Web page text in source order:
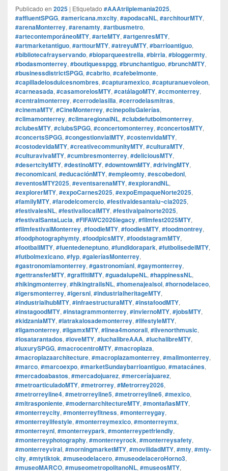
Publicado en 2025 | Etiquetado #AAAtriiplemania2025,
#affluentSPGG, #americana.mxcity, #apodacaNL, #architourMTY,
#arenaMonterrey, #arenamty, #artbusmetro,
#artecontemporáneoMTY, #arteMTY, #artgenresMTY,
#artmarketantiguo, #arttourMTY, #atreyuMTY, #barrioantiguo,
#bibliotecafrayservando, #bioparqueestrella, #birria, #bloggermty,
#bodasmonterrey, #boutiquesspgg, #brunchantiguo, #brunchMTY,
#businessdistrictSPGG, #cabrito, #cafebelmonte,
#capilladelosdulcesnombres, #capturamexico, #capturanuevoleon,
#carneasada, #casamorelosMTY, #catálagoMTY, #ccmonterrey,
#centralmonterrey, #cerrodelasilla, #cerrodelasmitras,
#cinemaMTY, #CineMonterrey, #cinepolisGalerías,
#climamonterrey, #climaregionalNL, #clubdefutbolmonterrey,
#clubesMTY, #clubsSPGG, #concertomonterrey, #concertosMTY,
#concertsSPGG, #congestionvialMTY, #costenvidaMTY,
#costodevidaMTY, #creativecommunityMTY, #culturaMTY,
#culturavivaMTY, #cumbresmonterrey, #deliciousMTY,
#desertcityMTY, #destinoMTY, #downtownMTY, #drivingMTY,
#economicanl, #educaciónMTY, #empleomty, #escobedonl,
#eventosMTY2025, #eventsarenaMTY, #explorandNL,
#explorerMTY, #expoCarnes2025, #expoEmpaqueNorte2025,
#familyMTY, #farodelcomercio, #festivaldesantalu¬cia2025,
#festivalesNL, #festivallocalMTY, #festivalpalnorte2025,
#festivalSantaLucia, #FIFAWC2026legacy, #filmfest2025MTY,
#filmfestivalMonterrey, #foodieMTY, #foodiesMTY, #foodmontrey,
#foodphotographymty, #foodpicsMTY, #foodstagramMTY,
#footballMTY, #fuentedeneptuno, #fundidorapark, #futbolisedelMTY,
#futbolmexicano, #fyp, #galeríasMonterrey,
#gastronomiamonterrey, #gastronomíanl, #gaymonterrey,
#gettransferMTY, #graffitiMTY, #guadalupeNL, #happinessNL,
#hikingmonterrey, #hikingtrailsNL, #homenajealsol, #hornodelaceo,
#igersmonterrey, #igersnl, #industrialheritageMTY,
#industrialhubMTY, #infraestructuraMTY, #instafoodMTY,
#instagoodMTY, #instagrammonterrey, #inviernoMTY, #jobsMTY,
#kidzaniaMTY, #latrakalosademonterrey, #lifestyleMTY,
#ligamonterrey, #ligamxMTY, #linea4monorail, #livenorthmusic,
#losatarantados, #loveMTY, #luchalibreAAA, #luchalibreMTY,
#luxurySPGG, #macrocentroMTY, #macroplaza,
#macroplazaarchitecture, #macroplazamonterrey, #mallmonterrey,
#marco, #marcoexpo, #marketSundaybarrioantiguo, #matacánes,
#mercadoabastos, #mercadojuarez, #merceríajuarez,
#metroarticuladoMTY, #metrorrey, #Metrorrey2026,
#metrorreyline4, #metrorreyline5, #metrorreyline6, #mexico,
#mitrasponiente, #modernarchitectureMTY, #montañasMTY,
#monterreycity, #monterreyfitness, #monterreygay,
#monterreylifestyle, #monterreymexico, #monterreymx,
#monterreynl, #monterreypark, #monterreypetfriendly,
#monterreyphotography, #monterreyrock, #monterreysafety,
#monterreyviral, #morningmarketMTY, #movilidadMTY, #mty, #mty-
city, #mtytiktok, #museodelacero, #museodelaceroHorno3,
#museoMARCO, #museometropolitanoNL, #museosMTY,